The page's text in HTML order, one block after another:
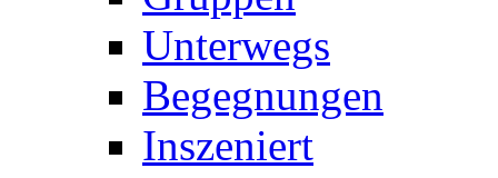
Unterwegs
Begegnungen
Inszeniert